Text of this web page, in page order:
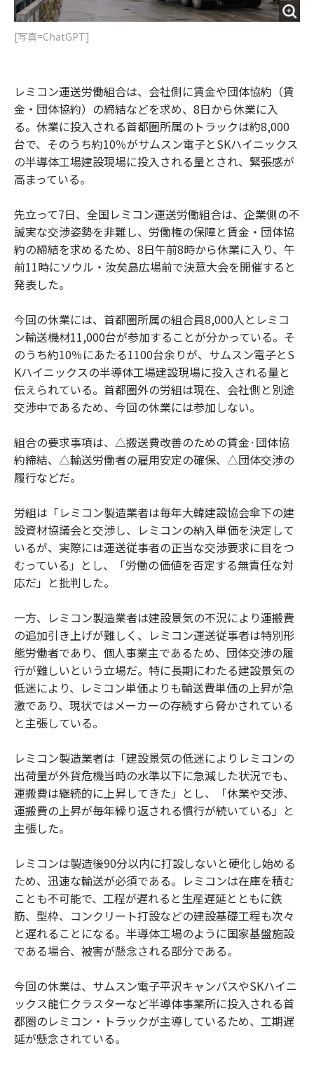
[写真=ChatGPT]
レミコン運送労働組合は、会社側に賃金や団体協約（賃
金・団体協約）の締結などを求め、8日から休業に入
る。休業に投入される首都圏所属のトラックは約8,000
台で、そのうち約10％がサムスン電子とSKハイニックス
の半導体工場建設現場に投入される量とされ、緊張感が
高まっている。
先立って7日、全国レミコン運送労働組合は、企業側の不
誠実な交渉姿勢を非難し、労働権の保障と賃金・団体協
約の締結を求めるため、8日午前8時から休業に入り、午
前11時にソウル・汝矣島広場前で決意大会を開催すると
発表した。
今回の休業には、首都圏所属の組合員8,000人とレミコ
ン輸送機材11,000台が参加することが分かっている。そ
のうち約10％にあたる1100台余りが、サムスン電子とS
Kハイニックスの半導体工場建設現場に投入される量と
伝えられている。首都圏外の労組は現在、会社側と別途
交渉中であるため、今回の休業には参加しない。
組合の要求事項は、△搬送費改善のための賃金·団体協
約締結、△輸送労働者の雇用安定の確保、△団体交渉の
履行などだ。
労組は「レミコン製造業者は毎年大韓建設協会傘下の建
設資材協議会と交渉し、レミコンの納入単価を決定して
いるが、実際には運送従事者の正当な交渉要求に目をつ
むっている」とし、「労働の価値を否定する無責任な対
応だ」と批判した。
一方、レミコン製造業者は建設景気の不況により運搬費
の追加引き上げが難しく、レミコン運送従事者は特別形
態労働者であり、個人事業主であるため、団体交渉の履
行が難しいという立場だ。特に長期にわたる建設景気の
低迷により、レミコン単価よりも輸送費単価の上昇が急
激であり、現状ではメーカーの存続すら脅かされている
と主張している。
レミコン製造業者は「建設景気の低迷によりレミコンの
出荷量が外貨危機当時の水準以下に急減した状況でも、
運搬費は継続的に上昇してきた」とし、「休業や交渉、
運搬費の上昇が毎年繰り返される慣行が続いている」と
主張した。
レミコンは製造後90分以内に打設しないと硬化し始める
ため、迅速な輸送が必須である。レミコンは在庫を積む
ことも不可能で、工程が遅れると生産遅延とともに鉄
筋、型枠、コンクリート打設などの建設基礎工程も次々
と遅れることになる。半導体工場のように国家基盤施設
である場合、被害が懸念される部分である。
今回の休業は、サムスン電子平沢キャンパスやSKハイニ
ックス龍仁クラスターなど半導体事業所に投入される首
都圏のレミコン・トラックが主導しているため、工期遅
延が懸念されている。